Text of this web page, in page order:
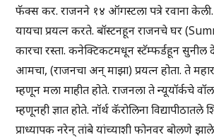
फॅक्स कर. राजनने १४ ऑगस्टला पत्रे रवाना केली.
यायचा प्रयत्न करते. बॉस्टनहून राजनचे घर
कारचा रस्ता. कनेक्टिकटमधून स्टॅम्फर्डहून सुनील
आमचा, (राजनचा अन् माझा) प्रयत्न होता. ते
म्हणून मला माहीत होते. राजनला ते न्यूयॉर्कचे
म्हणूनही ज्ञात होते. नॉर्थ कॅरोलिना विद्यापीठातले
प्राध्यापक नरेन् तांबे यांच्याशी फोनवर बोलणे